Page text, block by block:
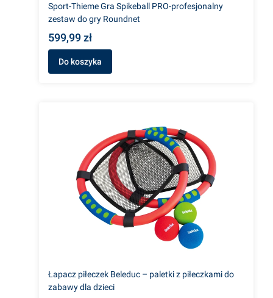
Sport-Thieme Gra Spikeball PRO-profesjonalny
zestaw do gry Roundnet
599,99 zł
Do koszyka
Łapacz piłeczek Beleduc – paletki z piłeczkami do
zabawy dla dzieci